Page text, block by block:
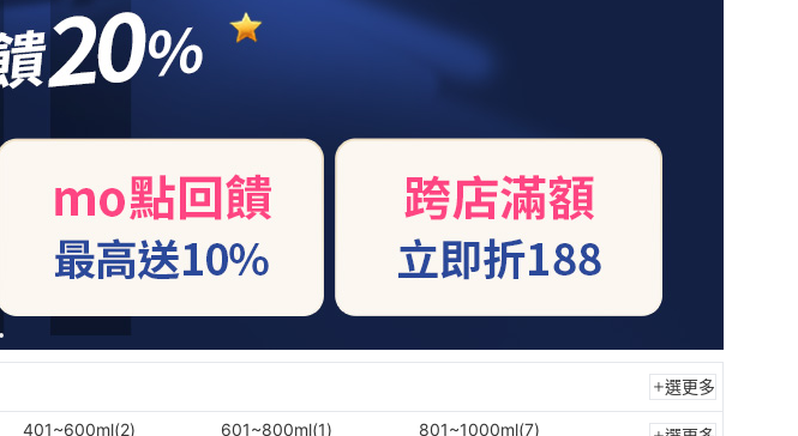
選更多
401~600ml(2) 601~800ml(1) 801~1000ml(7)